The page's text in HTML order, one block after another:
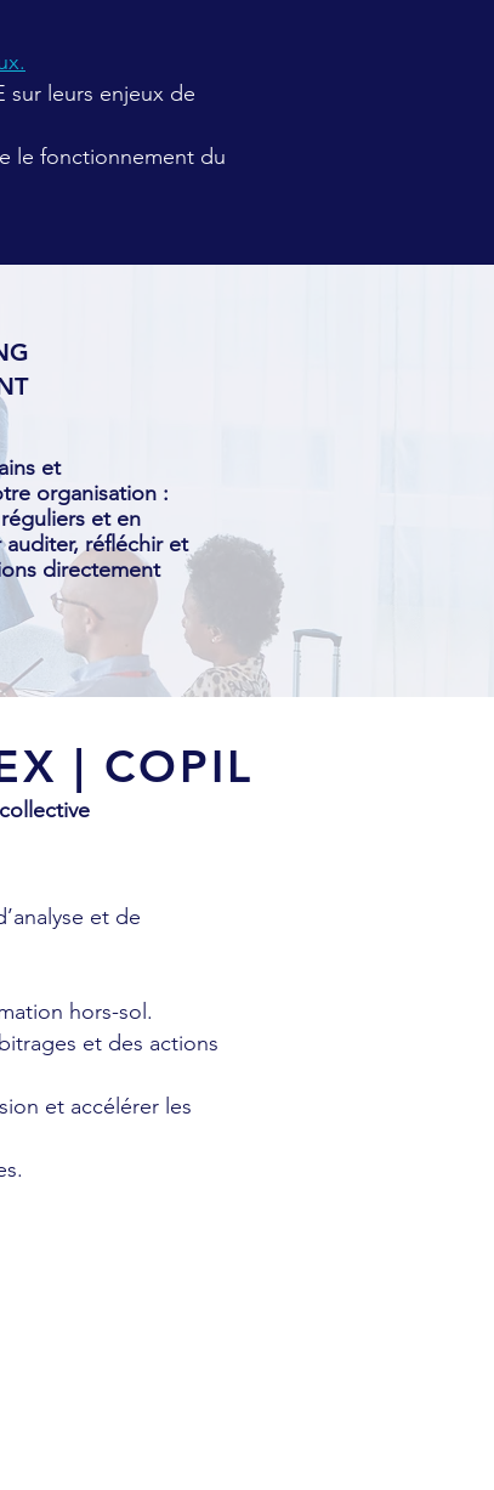
sur leurs enjeux de
le fonctionnement du
et
organisation :
et en
réfléchir et
directement
| COPIL
et de
hors-sol.
et des actions
et accélérer les